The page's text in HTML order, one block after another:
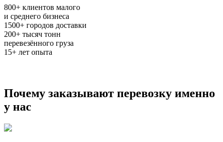
800+ клиентов малого
и среднего бизнеса
1500+ городов доставки
200+ тысяч тонн
перевезённого груза
15+ лет опыта
Почему заказывают перевозку именно
у нас